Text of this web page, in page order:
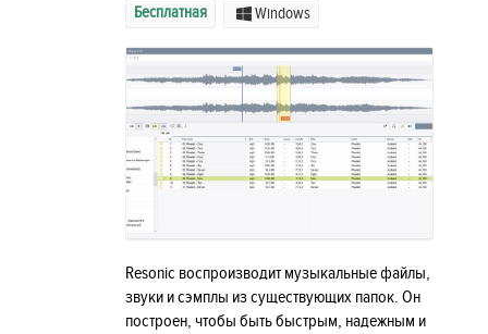
Бесплатная Windows
Resonic воспроизводит музыкальные файлы,
звуки и сэмплы из существующих папок. Он
построен, чтобы быть быстрым, надежным и